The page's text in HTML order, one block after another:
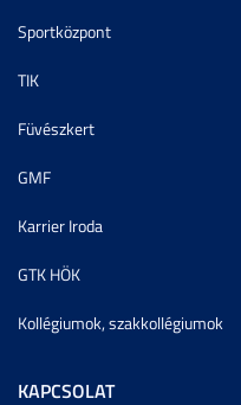
Sportközpont
TIK
Füvészkert
GMF
Karrier Iroda
GTK HÖK
Kollégiumok, szakkollégiumok
KAPCSOLAT